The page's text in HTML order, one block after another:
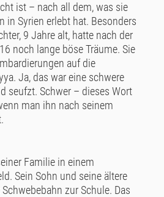
ist – nach all dem, was sie
in Syrien erlebt hat. Besonders
9 Jahre alt, hatte nach der
noch lange böse Träume. Sie
auf die
Ja, das war eine schwere
seufzt. Schwer – dieses Wort
man ihn nach seinem
Familie in einem
Sein Sohn und seine ältere
zur Schule. Das